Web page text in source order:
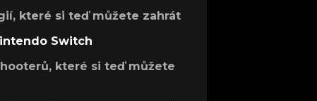
které si teď můžete zahrát
Switch
které si teď můžete